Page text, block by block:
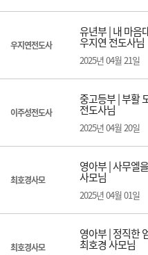
우지연전도사
유년부 | 내 마음
우지연 전도사님
2025년 04월 21일
이주성전도사
중고등부 | 부활
전도사님
2025년 04월 20일
최호경사모
영아부 | 사무엘
사모님
2025년 04월 01일
최호경사모
영아부 | 정직한
최호경 사모님